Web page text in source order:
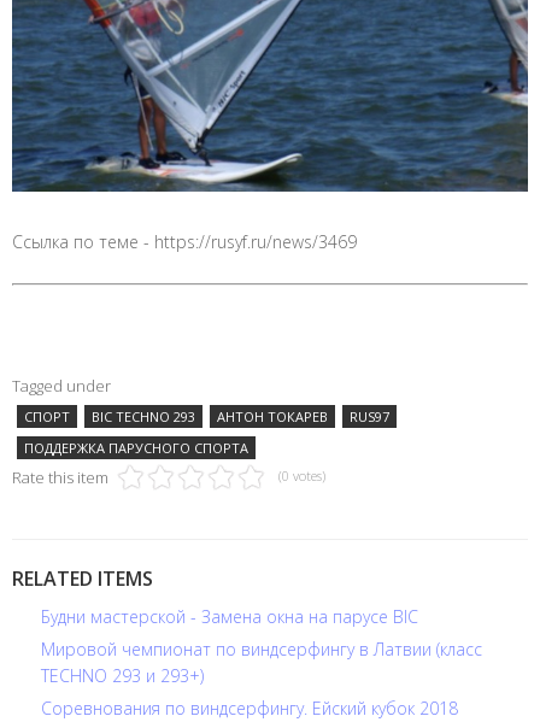
Ссылка по теме - https://rusyf.ru/news/3469
Tagged under
СПОРТ BIC TECHNO 293 АНТОН ТОКАРЕВ
RUS97
ПОДДЕРЖКА ПАРУСНОГО СПОРТА
Rate this item (0 votes)
RELATED ITEMS
Будни мастерской - Замена окна на парусе BIC
Мировой чемпионат по виндсерфингу в Латвии (класс
TECHNO 293 и 293+)
Соревнования по виндсерфингу. Ейский кубок 2018